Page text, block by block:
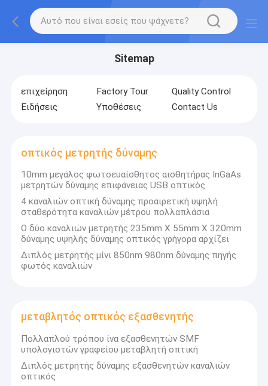
Sitemap
επιχείρηση Factory Tour
Quality Control
Ειδήσεις
Υποθέσεις Contact Us
οπτικός μετρητής δύναμης
10mm μεγάλος φωτοευαίσθητος αισθητήρας InGaAs
μετρητών δύναμης επιφάνειας USB οπτικός
4 καναλιών οπτική δύναμης προαιρετική υψηλή
σταθερότητα καναλιών μέτρου πολλαπλάσια
Ο δύο καναλιών μετρητής 235mm X 55mm X 320mm
δύναμης υψηλής δύναμης οπτικός γρήγορα αρχίζει
Διπλός μετρητής μίνι 850nm 980nm δύναμης πηγής
φωτός καναλιών
μεταβλητός οπτικός εξασθενητής
Πολλαπλού τρόπου ίνα εξασθενητών SMF
υπολογιστών γραφείου μεταβλητή οπτική
Διπλός μετρητής δύναμης εξασθενητών καναλιών
οπτικός